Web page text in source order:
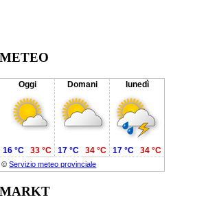
METEO
Oggi Domani lunedì
©Servizio meteo provinciale
16 °C 33 °C 17 °C 34 °C 17 °C 34 °C
MARKT